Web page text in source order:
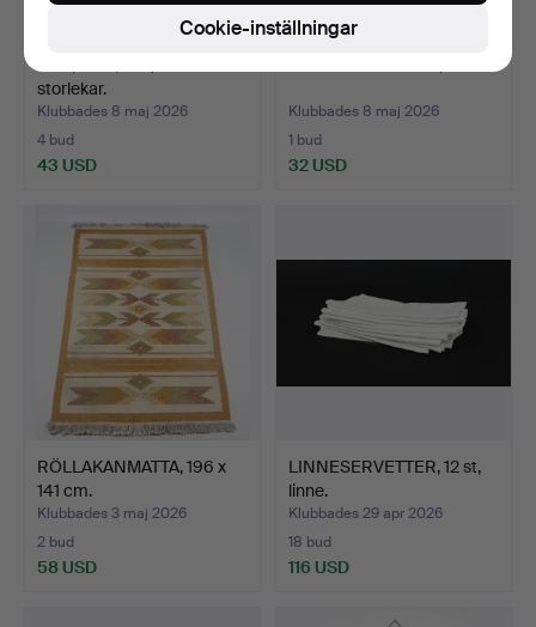
storlekar.
Klubbades 8 maj 2026
4 bud
43 USD
Klubbades 8 maj 2026
1 bud
32 USD
RÖLLAKANMATTA, 196 x
141 cm.
Klubbades 3 maj 2026
2 bud
58 USD
LINNESERVETTER, 12 st,
linne.
Klubbades 29 apr 2026
18 bud
116 USD
Cookie-inställningar